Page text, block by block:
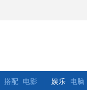
搭配
电影
娱乐 电脑